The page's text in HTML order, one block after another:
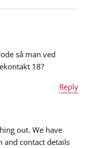
så man ved
18?
Reply
out. We have
and contact details